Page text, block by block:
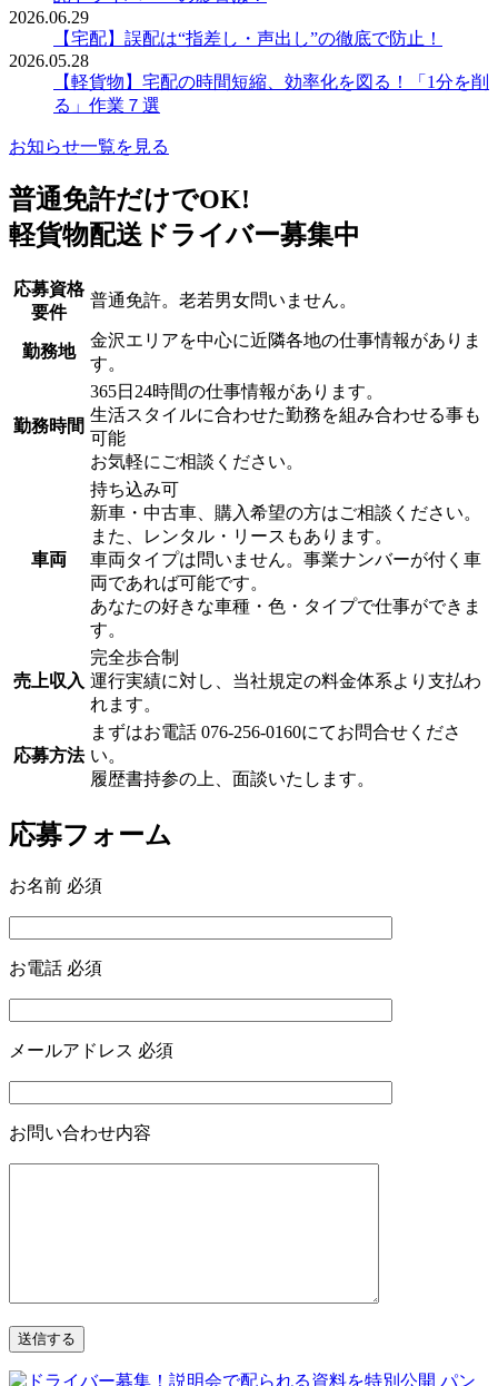
2026.06.29
【宅配】誤配は“指差し・声出し”の徹底で防止！
2026.05.28
【軽貨物】宅配の時間短縮、効率化を図る！「1分を削
る」作業７選
お知らせ一覧を見る
普通免許だけでOK!
軽貨物配送ドライバー募集中
応募資格
要件
普通免許。老若男女問いません。
勤務地
金沢エリアを中心に近隣各地の仕事情報がありま
す。
勤務時間
365日24時間の仕事情報があります。
生活スタイルに合わせた勤務を組み合わせる事も
可能
お気軽にご相談ください。
車両
持ち込み可
新車・中古車、購入希望の方はご相談ください。
また、レンタル・リースもあります。
車両タイプは問いません。事業ナンバーが付く車
両であれば可能です。
あなたの好きな車種・色・タイプで仕事ができま
す。
売上収入
完全歩合制
運行実績に対し、当社規定の料金体系より支払わ
れます。
応募方法
まずはお電話 076-256-0160にてお問合せくださ
い。
履歴書持参の上、面談いたします。
応募フォーム
お名前 必須
お電話 必須
メールアドレス 必須
お問い合わせ内容